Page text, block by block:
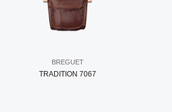
BREGUET
TRADITION 7067